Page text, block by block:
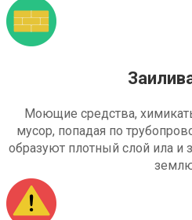
Моющие средства,
мусор, попадая по
образуют плотный слой ила и